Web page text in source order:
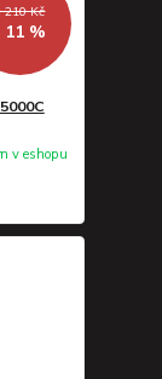
210 Kč
11 %
v eshopu